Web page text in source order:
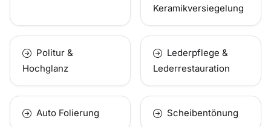
Keramikversiegelung
Politur &
Hochglanz
Lederpflege &
Lederrestauration
Auto Folierung Scheibentönung